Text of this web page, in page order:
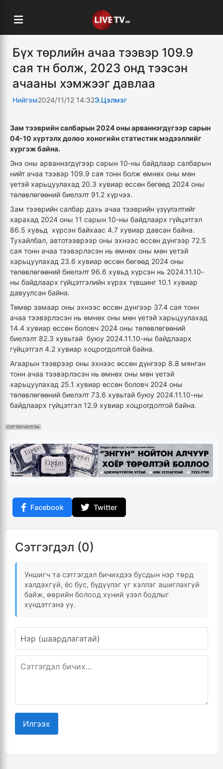
Бүх төрлийн ачаа тээвэр 109.9
сая тн болж, 2023 онд тээсэн
ачааны хэмжээг давлаа
Нийгэм2024/11/12 14:32Э.Цэлмэг
Зам тээврийн салбарын 2024 оны арваннэгдүгээр сарын
04-10 хүртэлх долоо хоногийн статистик мэдээллийг
хүргэж байна.
Энэ оны арваннэгдүгээр сарын 10-ны байдлаар салбарын
нийт ачаа тээвэр 109.9 сая тонн болж өмнөх оны мөн
үетэй харьцуулахад 20.3 хувиар өссөн бөгөөд 2024 оны
төлөвлөгөөний биелэлт 91.2 хүрчээ.
Зам тээврийн салбар дахь ачаа тээврийн үзүүлэлтийг
харахад 2024 оны 11 сарын 10-ны байдлаарх гүйцэтгэл
86.5 хувьд хүрсэн байхаас 4.7 хувиар давсан байна.
Тухайлбал, автотээврээр оны эхнээс өссөн дүнгээр 72.5
сая тонн ачаа тээвэрлэсэн нь өмнөх оны мөн үетэй
харьцуулахад 23.6 хувиар өссөн бөгөөд 2024 оны
төлөвлөгөөний биелэлт 96.6 хувьд хүрсэн нь 2024.11.10-
ны байдлаарх гүйцэтгэлийн хүрэх түвшинг 10.1 хувиар
давуулсан байна.
Төмөр замаар оны эхнээс өссөн дүнгээр 37.4 сая тонн
ачаа тээвэрлэсэн нь өмнөх оны мөн үетэй харьцуулахад
14.4 хувиар өссөн боловч 2024 оны төлөвлөгөөний
биелэлт 82.3 хувьтай буюу 2024.11.10-ны байдлаарх
гүйцэтгэл 4.2 хувиар хоцрогдолтой байна.
Агаарын тээврээр оны эхнээс өссөн дүнгээр 8.8 мянган
тонн ачаа тээвэрлэсэн нь өмнөх оны мөн үетэй
харьцуулахад 25.1 хувиар өссөн боловч 2024 оны
төлөвлөгөөний биелэлт 73.6 хувьтай буюу 2024.11.10-ны
байдлаарх гүйцэтгэл 12.9 хувиар хоцрогдолтой байна.
СУРТАЛЧИЛГАА
Facebook Twitter
Сэтгэгдэл (0)
Уншигч та сэтгэгдэл бичихдээ бусдын нэр төрд
халдахгүй, ёс бус, бүдүүлэг үг хэллэг ашиглахгүй
байж, өөрийн болоод хүний үзэл бодлыг
хүндэтгэнэ үү.
Илгээх